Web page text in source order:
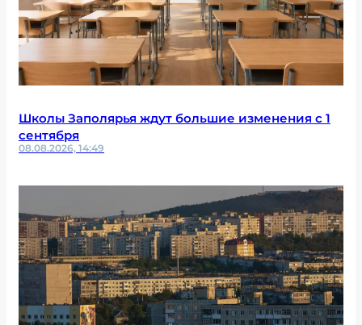
Школы Заполярья ждут большие изменения с 1
сентября
08.08.2026, 14:49